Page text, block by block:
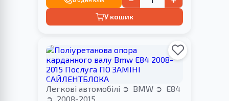
У кошик
Легкові автомобілі BMW
E84
2008-2015